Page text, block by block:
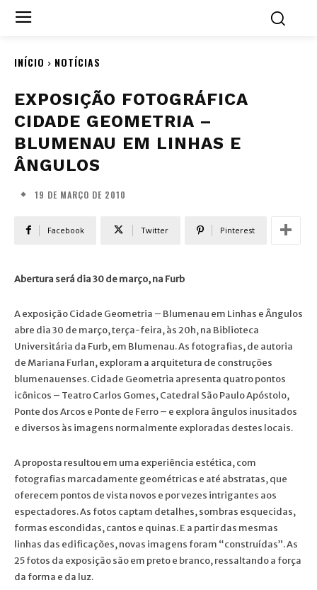
INÍCIO NOTÍCIAS
EXPOSIÇÃO FOTOGRÁFICA
CIDADE GEOMETRIA –
BLUMENAU EM LINHAS E
ÂNGULOS
19 DE MARÇO DE 2010
Facebook Twitter Pinterest
Abertura será dia 30 de março, na Furb
A exposição Cidade Geometria – Blumenau em Linhas e Ângulos
abre dia 30 de março, terça-feira, às 20h, na Biblioteca
Universitária da Furb, em Blumenau. As fotografias, de autoria
de Mariana Furlan, exploram a arquitetura de construções
blumenauenses. Cidade Geometria apresenta quatro pontos
icônicos – Teatro Carlos Gomes, Catedral São Paulo Apóstolo,
Ponte dos Arcos e Ponte de Ferro – e explora ângulos inusitados
e diversos às imagens normalmente exploradas destes locais.
A proposta resultou em uma experiência estética, com
fotografias marcadamente geométricas e até abstratas, que
oferecem pontos de vista novos e por vezes intrigantes aos
espectadores. As fotos captam detalhes, sombras esquecidas,
formas escondidas, cantos e quinas. E a partir das mesmas
linhas das edificações, novas imagens foram “construídas”. As
25 fotos da exposição são em preto e branco, ressaltando a força
da forma e da luz.